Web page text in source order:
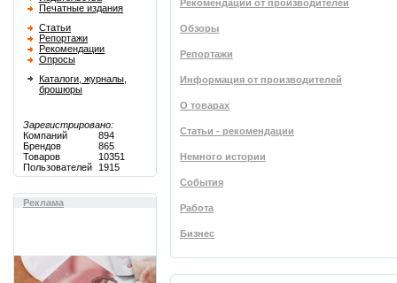
Печатные издания
Статьи
Репортажи
Рекомендации
Опросы
Каталоги, журналы,
брошюры
Зарегистрировано:
Компаний
894
Брендов
865
Товаров
10351
Пользователей
1915
Реклама
Рекомендации от производителей
Обзоры
Репортажи
Информация от производителей
О товарах
Статьи - рекомендации
Немного истории
События
Работа
Бизнес